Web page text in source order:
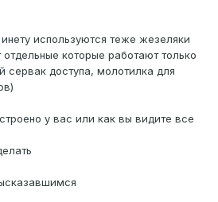
используются теже жезеляки
которые работают только
сервак доступа, молотилка для
у вас или как вы видите все